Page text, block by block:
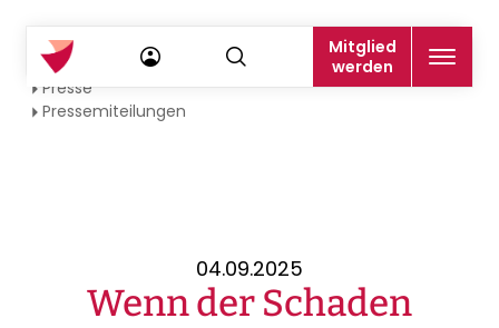
Mitglied
werden
Startseite
Presse
Pressemiteilungen
04.09.2025
Wenn der Schaden